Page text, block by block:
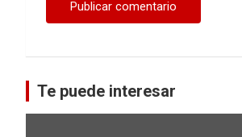
Te puede interesar